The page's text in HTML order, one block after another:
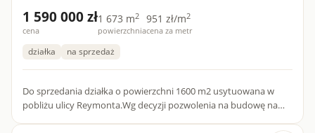
1 590 000 zł
cena
1 673 m2
powierzchnia
951 zł/m2
cena za metr
działka na sprzedaż
Do sprzedania działka o powierzchni 1600 m2 usytuowana w
pobliżu ulicy Reymonta.Wg decyzji pozwolenia na budowę na